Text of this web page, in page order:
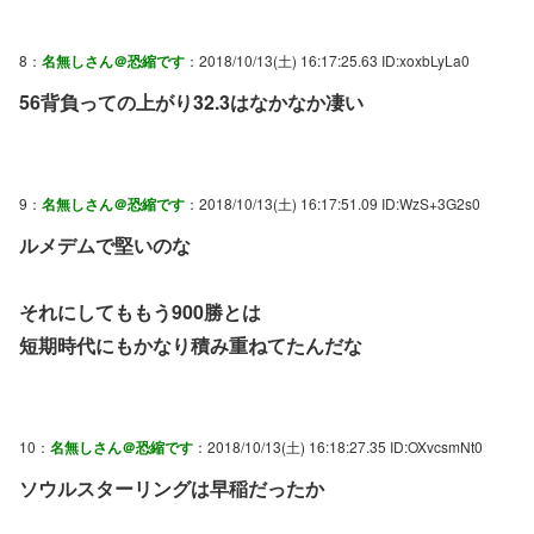
8： 名無しさん＠恐縮です ：2018/10/13(土) 16:17:25.63 ID:xoxbLyLa0
56背負っての上がり32.3はなかなか凄い
9： 名無しさん＠恐縮です ：2018/10/13(土) 16:17:51.09 ID:WzS+3G2s0
ルメデムで堅いのな
それにしてももう900勝とは
短期時代にもかなり積み重ねてたんだな
10： 名無しさん＠恐縮です ：2018/10/13(土) 16:18:27.35 ID:OXvcsmNt0
ソウルスターリングは早稲だったか